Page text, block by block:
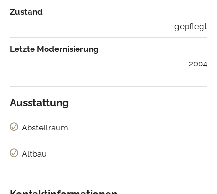
Zustand
gepflegt
Letzte Modernisierung
2004
Ausstattung
Abstellraum
Altbau